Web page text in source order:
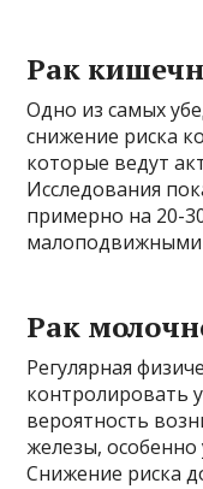
Рак
Одно из самых
снижение риска
которые ведут
Исследования
примерно на 20-
Рак
Регулярная
контролировать
вероятность
железы,
Снижение риска